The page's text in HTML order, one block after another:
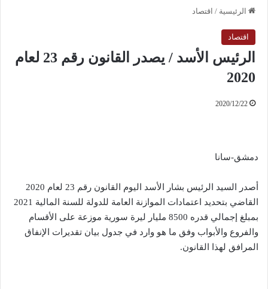
الرئيسية / اقتصاد
اقتصاد
الرئيس الأسد / يصدر القانون رقم 23 لعام
2020
2020/12/22
دمشق-سانا
أصدر السيد الرئيس بشار الأسد اليوم القانون رقم 23 لعام 2020
القاضي بتحديد اعتمادات الموازنة العامة للدولة للسنة المالية 2021
بمبلغ إجمالي قدره 8500 مليار ليرة سورية موزعة على الأقسام
والفروع والأبواب وفق ما هو وارد في جدول بيان تقديرات الإنفاق
المرافق لهذا القانون.